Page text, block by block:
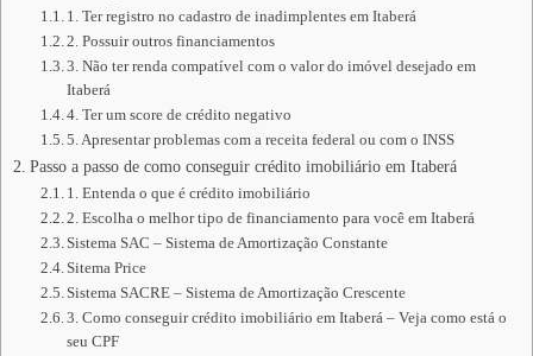
1. Ter registro no cadastro de inadimplentes em Itaberá
2. Possuir outros financiamentos
3. Não ter renda compatível com o valor do imóvel desejado em
Itaberá
4. Ter um score de crédito negativo
5. Apresentar problemas com a receita federal ou com o INSS
Passo a passo de como conseguir crédito imobiliário em Itaberá
1. Entenda o que é crédito imobiliário
2. Escolha o melhor tipo de financiamento para você em Itaberá
Sistema SAC – Sistema de Amortização Constante
Sitema Price
Sistema SACRE – Sistema de Amortização Crescente
3. Como conseguir crédito imobiliário em Itaberá – Veja como está o
seu CPF